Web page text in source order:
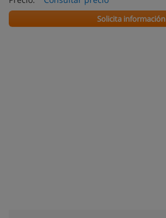
Solicita información